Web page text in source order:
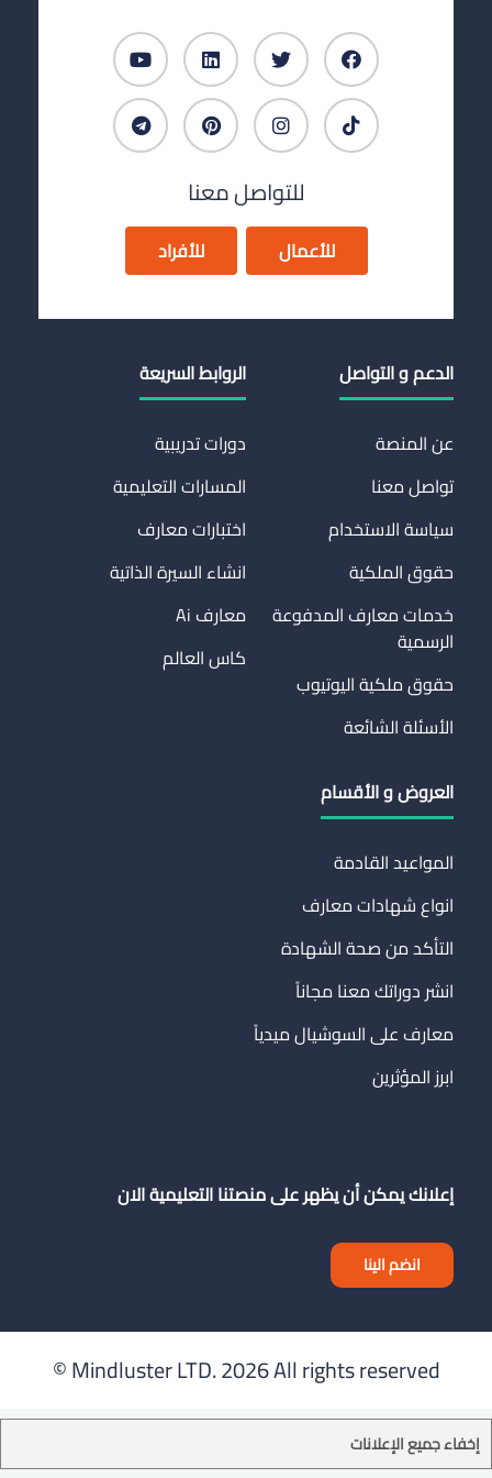
للتواصل معنا
للأعمال للأفراد
الدعم و التواصل
عن المنصة
تواصل معنا
سياسة الاستخدام
حقوق الملكية
خدمات معارف المدفوعة
الرسمية
حقوق ملكية اليوتيوب
الأسئلة الشائعة
الروابط السريعة
دورات تدريبية
المسارات التعليمية
اختبارات معارف
انشاء السيرة الذاتية
معارف Ai
كاس العالم
العروض و الأقسام
المواعيد القادمة
انواع شهادات معارف
التأكد من صحة الشهادة
انشر دوراتك معنا مجاناً
معارف على السوشيال ميدياً
ابرز المؤثرين
إعلانك يمكن أن يظهر على منصتنا التعليمية الان
انضم الينا
Mindluster LTD.2026 All rights reserved ©
إخفاء جميع الإعلانات